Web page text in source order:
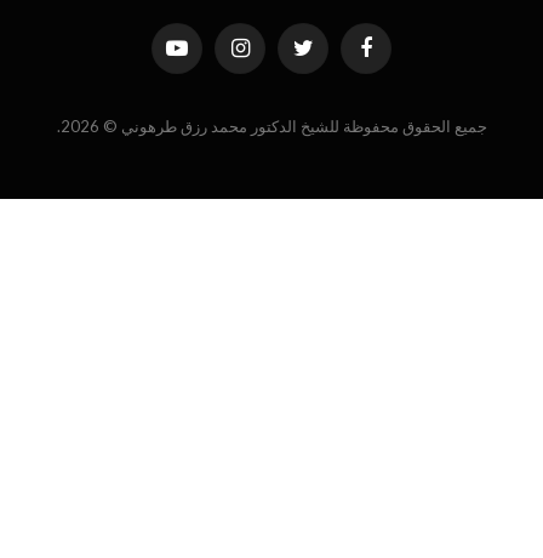
فيسبوك تويتر الانستغراميوتيوب
جميع الحقوق محفوظة للشيخ الدكتور محمد رزق طرهوني © 2026.